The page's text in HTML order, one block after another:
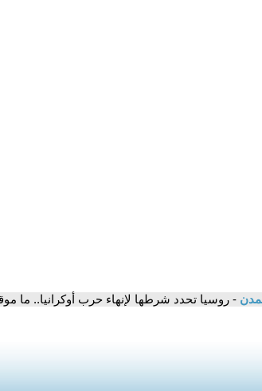
- روسيا تحدد شرطها لإنهاء حرب أوكرانيا.. ما